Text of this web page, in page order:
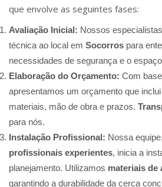
que envolve as seguintes fases:
Avaliação Inicial: Nossos
técnica ao local em Socorros para
necessidades de segurança e o
Elaboração do Orçamento: Com
apresentamos um orçamento que
materiais, mão de obra e prazos.
para nós.
Instalação Profissional: Nossa
profissionais experientes, inicia a
planejamento. Utilizamos materiais de
garantindo a durabilidade da cerca